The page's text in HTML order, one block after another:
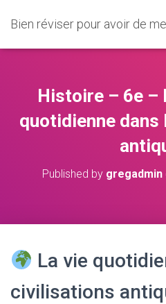
Bien réviser pour avoir de
Histoire – 6e –
quotidienne
Published by gregadmin
La vie
civilisations